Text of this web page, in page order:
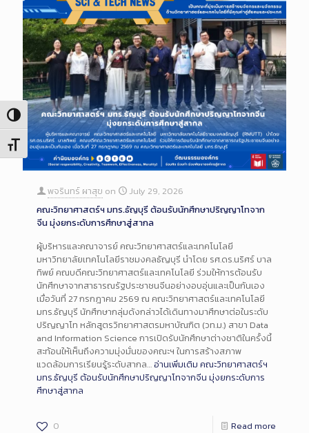
Toggle High Contrast
Toggle Font size
พจรินทร์ ผาสุข on
July 29, 2026
คณะวิทยาศาสตร์ฯ มทร.ธัญบุรี ต้อนรับนักศึกษาปริญญาโทจาก
จีน มุ่งยกระดับการศึกษาสู่สากล
ผู้บริหารและคณาจารย์ คณะวิทยาศาสตร์และเทคโนโลยี
มหาวิทยาลัยเทคโนโลยีราชมงคลธัญบุรี นำโดย รศ.ดร.นริศร์ บาล
ทิพย์ คณบดีคณะวิทยาศาสตร์และเทคโนโลยี ร่วมให้การต้อนรับ
นักศึกษาจากสาธารณรัฐประชาชนจีนอย่างอบอุ่นและเป็นกันเอง
เมื่อวันที่ 27 กรกฎาคม 2569 ณ คณะวิทยาศาสตร์และเทคโนโลยี
มทร.ธัญบุรี นักศึกษากลุ่มดังกล่าวได้เดินทางมาศึกษาต่อในระดับ
ปริญญาโท หลักสูตรวิทยาศาสตรมหาบัณฑิต (วท.ม.) สาขา Data
and Information Science การเปิดรับนักศึกษาต่างชาติในครั้งนี้
สะท้อนให้เห็นถึงความมุ่งมั่นของคณะฯ ในการสร้างสภาพ
แวดล้อมการเรียนรู้ระดับสากล…อ่านเพิ่มเติม คณะวิทยาศาสตร์ฯ
มทร.ธัญบุรี ต้อนรับนักศึกษาปริญญาโทจากจีน มุ่งยกระดับการ
ศึกษาสู่สากล
0 Read more